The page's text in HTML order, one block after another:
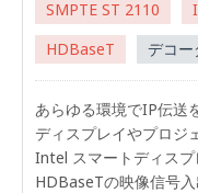
SMPTE ST 2110
HDBaseT
デコー
あらゆる環境でIP伝送
ディスプレイやプロジ
Intel スマートディス
HDBaseTの映像信号